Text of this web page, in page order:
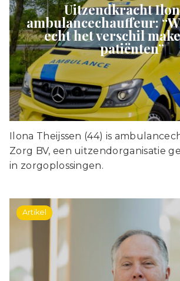
Uitzendkracht
ambulancechauffeur:
echt het verschil
patiënten”
Ilona Theijssen (44) is
Zorg BV, een uitzendorganisatie
in zorgoplossingen.
Artikel